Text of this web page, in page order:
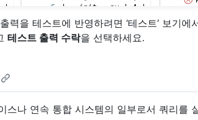
력을 테스트에 반영하려면 ‘테스트’ 보기에
테스트 출력 수락을 선택하세요.
스나 연속 통합 시스템의 일부로서 쿼리를